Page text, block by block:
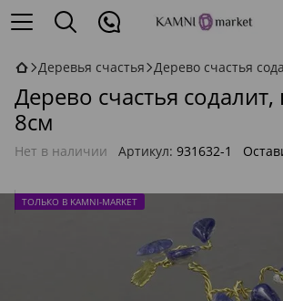
Деревья счастья Дерево счастья
Дерево счастья содалит,
8см
Нет в наличии Артикул: 931632-1
ТОЛЬКО В KAMNI-MARKET